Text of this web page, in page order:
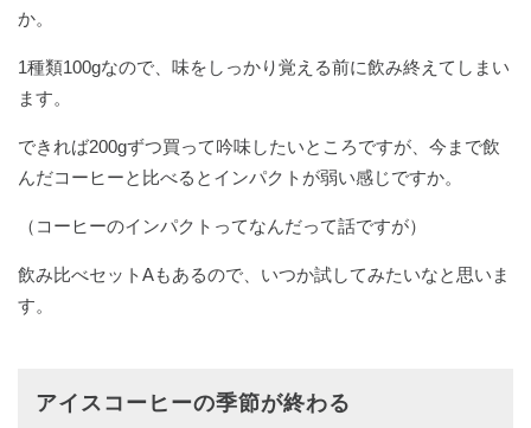
か。
1種類100gなので、味をしっかり覚える前に飲み終えてしまい
ます。
できれば200gずつ買って吟味したいところですが、今まで飲
んだコーヒーと比べるとインパクトが弱い感じですか。
（コーヒーのインパクトってなんだって話ですが）
飲み比べセットAもあるので、いつか試してみたいなと思いま
す。
アイスコーヒーの季節が終わる